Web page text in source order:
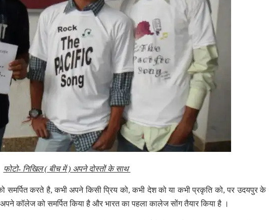
फोटो- निखिल ( बीच में ) अपने दोस्तों के साथ
समर्पित करते है, कभी अपने किसी प्रिय को, कभी देश को या कभी प्रकृति को, पर उदयपुर के
कॉलेज को समर्पित किया है और भारत का पहला कालेज सोंग तैयार किया है ।